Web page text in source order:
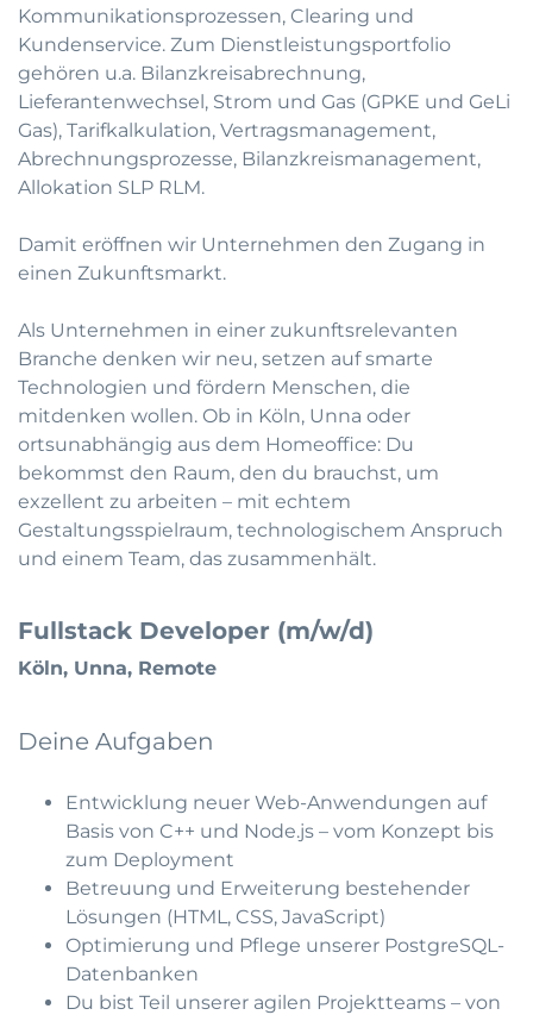
Kommunikationsprozessen, Clearing und
Kundenservice. Zum Dienstleistungsportfolio
gehören u.a. Bilanzkreisabrechnung,
Lieferantenwechsel, Strom und Gas (GPKE und GeLi
Gas), Tarifkalkulation, Vertragsmanagement,
Abrechnungsprozesse, Bilanzkreismanagement,
Allokation SLP RLM.
Damit eröffnen wir Unternehmen den Zugang in
einen Zukunftsmarkt.
Als Unternehmen in einer zukunftsrelevanten
Branche denken wir neu, setzen auf smarte
Technologien und fördern Menschen, die
mitdenken wollen. Ob in Köln, Unna oder
ortsunabhängig aus dem Homeoffice: Du
bekommst den Raum, den du brauchst, um
exzellent zu arbeiten – mit echtem
Gestaltungsspielraum, technologischem Anspruch
und einem Team, das zusammenhält.
Fullstack Developer (m/w/d)
Köln, Unna, Remote
Deine Aufgaben
Entwicklung neuer Web-Anwendungen auf
Basis von C++ und Node.js – vom Konzept bis
zum Deployment
Betreuung und Erweiterung bestehender
Lösungen (HTML, CSS, JavaScript)
Optimierung und Pflege unserer PostgreSQL-
Datenbanken
Du bist Teil unserer agilen Projektteams – von